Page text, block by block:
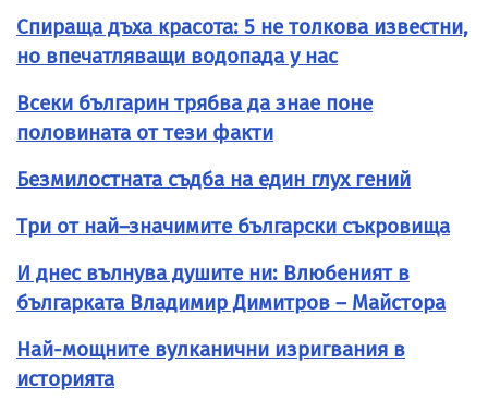
Спираща дъха красота: 5 не толкова известни,
но впечатляващи водопада у нас
Всеки българин трябва да знае поне
половината от тези факти
Безмилостната съдба на един глух гений
Три от най–значимите български съкровища
И днес вълнува душите ни: Влюбеният в
българката Владимир Димитров – Майстора
Най-мощните вулканични изригвания в
историята